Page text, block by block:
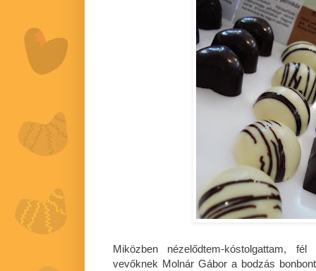
Miközben nézelődtem-kóstolgattam,
vevőknek Molnár Gábor a bodzás